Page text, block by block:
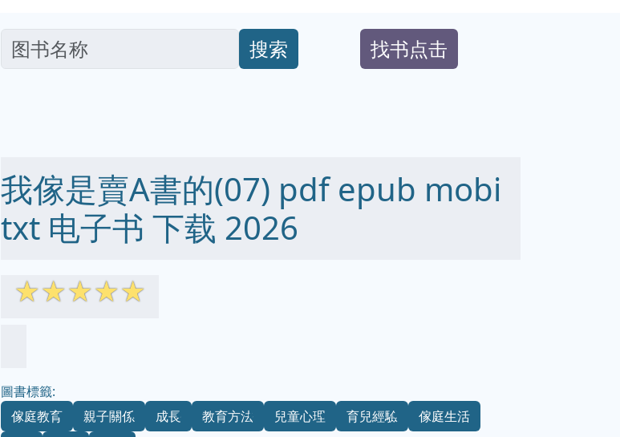
搜索 找书点击
我傢是賣A書的(07) pdf epub mobi
txt 电子书 下载 2026
☆☆☆☆☆
圖書標籤:
傢庭教育
親子關係 成長 教育方法 兒童心理 育兒經驗
傢庭生活